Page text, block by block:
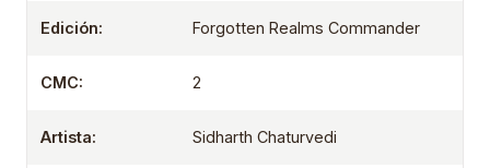
Edición: Forgotten Realms Commander
CMC: 2
Artista: Sidharth Chaturvedi